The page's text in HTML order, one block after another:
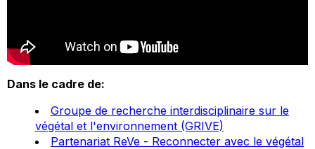
Dans le cadre de:
Groupe de recherche interdisciplinaire sur le
végétal et l'environnement (GRIVE)
Partenariat ReVe - Reconnecter avec le végétal